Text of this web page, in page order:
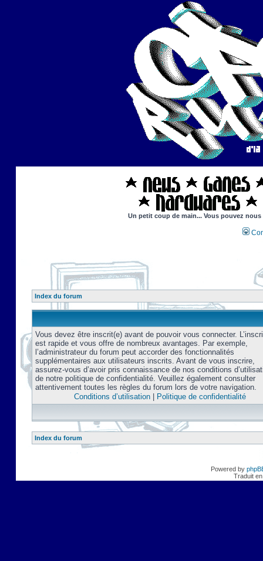
Un petit coup de main... Vous pouvez
Index du forum
Vous devez être inscrit(e) avant de pouvoir vous connecter.
est rapide et vous offre de nombreux avantages. Par exemple,
l’administrateur du forum peut accorder des fonctionnalités
supplémentaires aux utilisateurs inscrits. Avant de vous inscrire,
assurez-vous d’avoir pris connaissance de nos conditions
de notre politique de confidentialité. Veuillez également consulter
attentivement toutes les règles du forum lors de votre navigation.
Conditions d’utilisation| Politique de confidentialité
Index du forum
Powered by
Traduit